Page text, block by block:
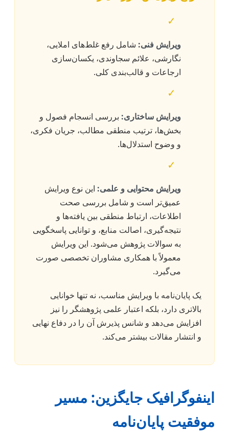
✓
ویرایش فنی: شامل رفع غلط‌های املایی،
نگارشی، علائم سجاوندی، یکسان‌سازی
ارجاعات و قالب‌بندی کلی.
✓
ویرایش ساختاری: بررسی انسجام فصول و
بخش‌ها، ترتیب منطقی مطالب، جریان فکری،
و وضوح استدلال‌ها.
✓
ویرایش محتوایی و علمی: این نوع ویرایش
عمیق‌تر است و شامل بررسی صحت
اطلاعات، ارتباط منطقی بین یافته‌ها و
نتیجه‌گیری، اصالت منابع، و توانایی پاسخگویی
به سوالات پژوهش می‌شود. این ویرایش
معمولاً با همکاری مشاوران تخصصی صورت
می‌گیرد.
یک پایان‌نامه با ویرایش مناسب، نه تنها خوانایی
بالاتری دارد، بلکه اعتبار علمی پژوهشگر را نیز
افزایش می‌دهد و شانس پذیرش آن را در دفاع نهایی
و انتشار مقالات بیشتر می‌کند.
اینفوگرافیک جایگزین: مسیر
موفقیت پایان‌نامه